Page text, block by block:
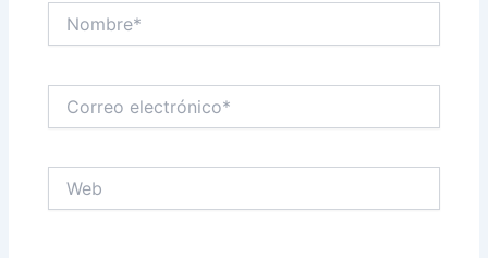
electrónico*